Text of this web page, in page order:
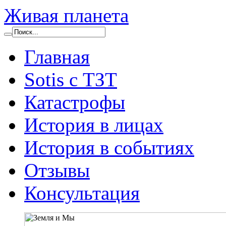
Живая планета
Главная
Sotis с ТЗТ
Катастрофы
История в лицах
История в событиях
Отзывы
Консультация